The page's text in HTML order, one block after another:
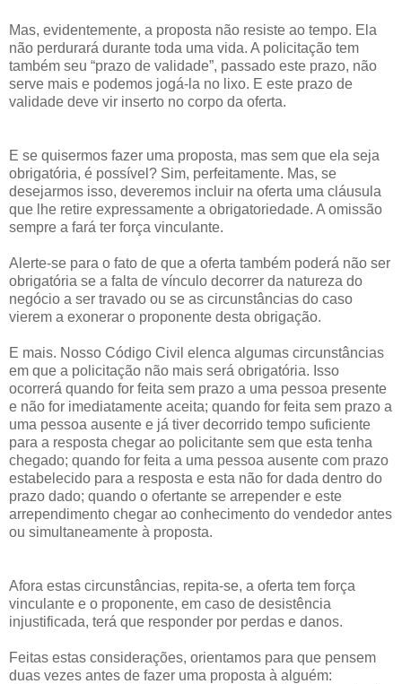
Mas, evidentemente, a proposta não resiste ao tempo. Ela
não perdurará durante toda uma vida. A policitação tem
também seu “prazo de validade”, passado este prazo, não
serve mais e podemos jogá-la no lixo. E este prazo de
validade deve vir inserto no corpo da oferta.
E se quisermos fazer uma proposta, mas sem que ela seja
obrigatória, é possível? Sim, perfeitamente. Mas, se
desejarmos isso, deveremos incluir na oferta uma cláusula
que lhe retire expressamente a obrigatoriedade. A omissão
sempre a fará ter força vinculante.
Alerte-se para o fato de que a oferta também poderá não ser
obrigatória se a falta de vínculo decorrer da natureza do
negócio a ser travado ou se as circunstâncias do caso
vierem a exonerar o proponente desta obrigação.
E mais. Nosso Código Civil elenca algumas circunstâncias
em que a policitação não mais será obrigatória. Isso
ocorrerá quando for feita sem prazo a uma pessoa presente
e não for imediatamente aceita; quando for feita sem prazo a
uma pessoa ausente e já tiver decorrido tempo suficiente
para a resposta chegar ao policitante sem que esta tenha
chegado; quando for feita a uma pessoa ausente com prazo
estabelecido para a resposta e esta não for dada dentro do
prazo dado; quando o ofertante se arrepender e este
arrependimento chegar ao conhecimento do vendedor antes
ou simultaneamente à proposta.
Afora estas circunstâncias, repita-se, a oferta tem força
vinculante e o proponente, em caso de desistência
injustificada, terá que responder por perdas e danos.
Feitas estas considerações, orientamos para que pensem
duas vezes antes de fazer uma proposta à alguém: